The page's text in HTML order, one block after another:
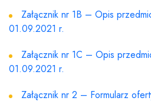
Załącznik nr 1B – Opis
01.09.2021 r.
Załącznik nr 1C – Opis
01.09.2021 r.
Załącznik nr 2 – Formularz